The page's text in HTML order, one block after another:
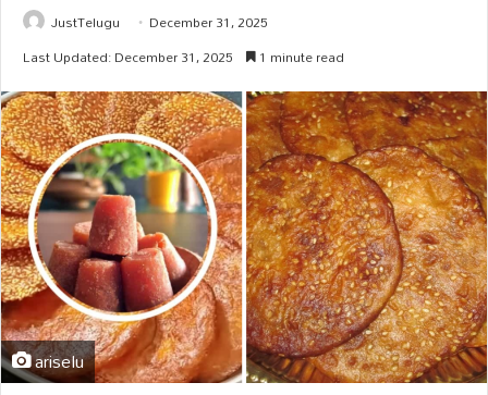
JustTelugu
December 31, 2025
Last Updated: December 31, 2025
1 minute read
ariselu